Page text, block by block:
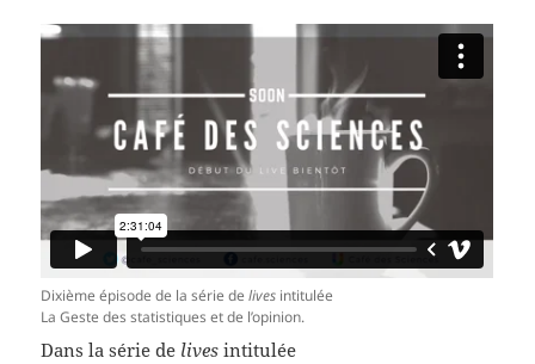
Dixième épisode de la série delives intitulée
La Geste des statistiques et de l’opinion.
Dans la série de lives intitulée